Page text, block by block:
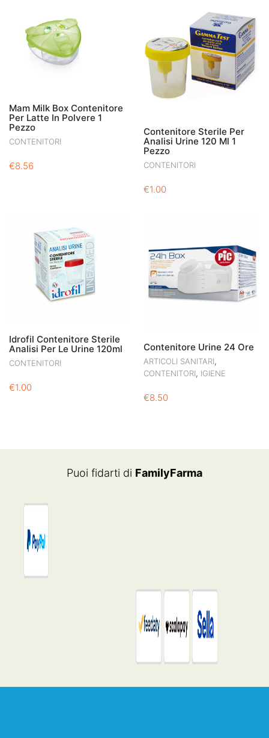
Mam Milk Box Contenitore
Per Latte In Polvere 1
Pezzo
CONTENITORI
€8.56
Contenitore Sterile Per
Analisi Urine 120 Ml 1
Pezzo
CONTENITORI
€1.00
Idrofil Contenitore Sterile
Analisi Per Le Urine 120ml
CONTENITORI
€1.00
Contenitore Urine 24 Ore
ARTICOLI SANITARI,
CONTENITORI, IGIENE
€8.50
Puoi fidarti di FamilyFarma